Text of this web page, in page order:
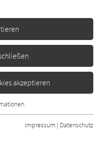
0
akzeptieren
Funktionen der
dass die Webseite
Impressum | Datenschutz